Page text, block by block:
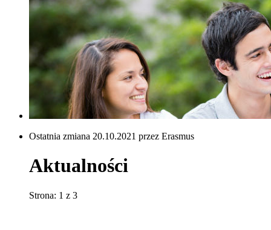
Ostatnia zmiana 20.10.2021 przez Erasmus
Aktualności
Strona: 1 z 3